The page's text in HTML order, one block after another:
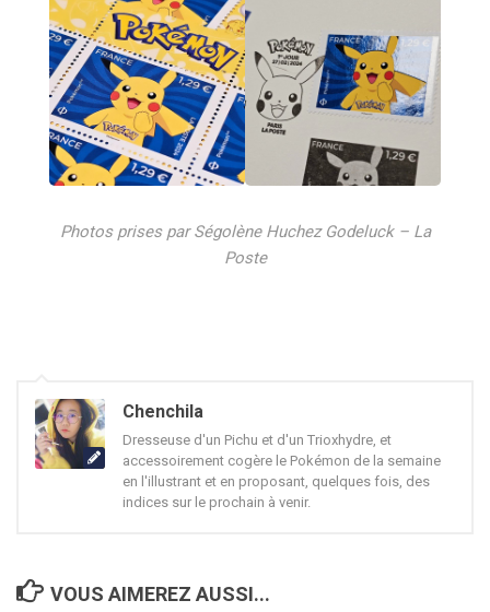
Photos prises par Ségolène Huchez Godeluck – La
Poste
Chenchila
Dresseuse d'un Pichu et d'un Trioxhydre, et
accessoirement cogère le Pokémon de la semaine
en l'illustrant et en proposant, quelques fois, des
indices sur le prochain à venir.
VOUS AIMEREZ AUSSI...